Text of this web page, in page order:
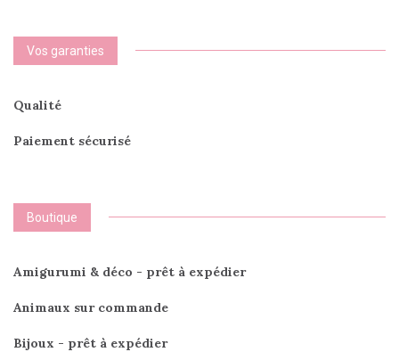
Vos garanties
Qualité
Paiement sécurisé
Boutique
Amigurumi & déco - prêt à expédier
Animaux sur commande
Bijoux - prêt à expédier